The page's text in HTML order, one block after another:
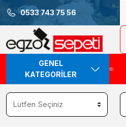
0533 743 75 56
GENEL
KATEGORİLER